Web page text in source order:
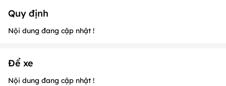
Quy định
Nội dung đang cập nhật !
Để xe
Nội dung đang cập nhật !